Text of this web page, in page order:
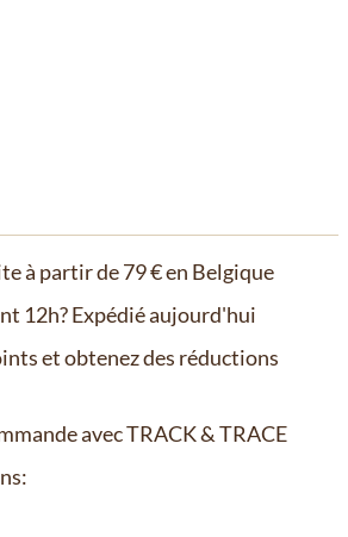
à partir de 79 € en Belgique
12h? Expédié aujourd'hui
et obtenez des réductions
avec TRACK & TRACE